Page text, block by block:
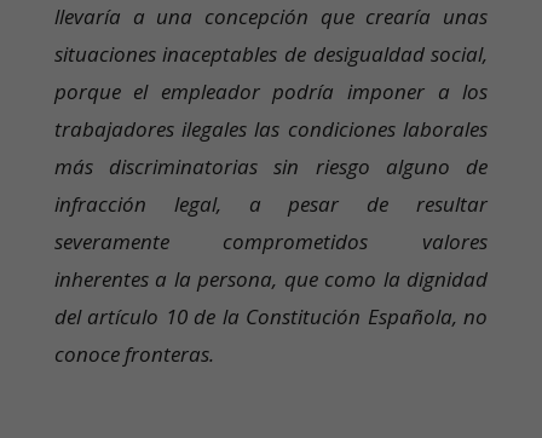
llevaría a una concepción que crearía unas
situaciones inaceptables de desigualdad social,
porque el empleador podría imponer a los
trabajadores ilegales las condiciones laborales
más discriminatorias sin riesgo alguno de
infracción legal, a pesar de resultar
severamente comprometidos valores
inherentes a la persona, que como la dignidad
del artículo 10 de la Constitución Española, no
conoce fronteras.